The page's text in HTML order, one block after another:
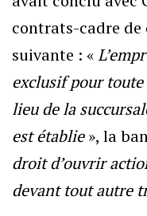
contrats-cadre
suivante : «
exclusif pour
lieu de la
est établie», la
droit d’ouvrir
devant tout autre